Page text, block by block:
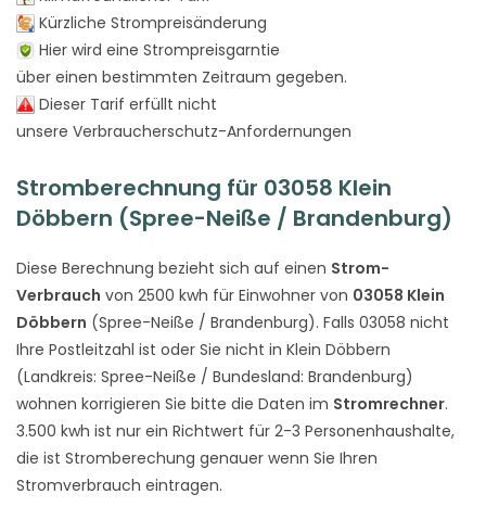
Kürzliche Strompreisänderung
Hier wird eine Strompreisgarntie
über einen bestimmten Zeitraum gegeben.
Dieser Tarif erfüllt nicht
unsere Verbraucherschutz-Anfordernungen
Stromberechnung für 03058 Klein
Döbbern (Spree-Neiße / Brandenburg)
Diese Berechnung bezieht sich auf einen Strom-
Verbrauch von 2500 kwh für Einwohner von 03058 Klein
Döbbern (Spree-Neiße / Brandenburg). Falls 03058 nicht
Ihre Postleitzahl ist oder Sie nicht in Klein Döbbern
(Landkreis: Spree-Neiße / Bundesland: Brandenburg)
wohnen korrigieren Sie bitte die Daten im Stromrechner.
3.500 kwh ist nur ein Richtwert für 2-3 Personenhaushalte,
die ist Stromberechung genauer wenn Sie Ihren
Stromverbrauch eintragen.